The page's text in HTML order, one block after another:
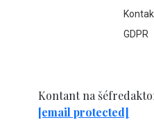
GDPR
Kontant na
[email protected]